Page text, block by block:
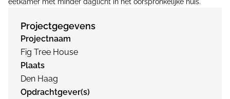
Projectgegevens
Projectnaam
Fig Tree House
Plaats
Den Haag
Opdrachtgever(s)